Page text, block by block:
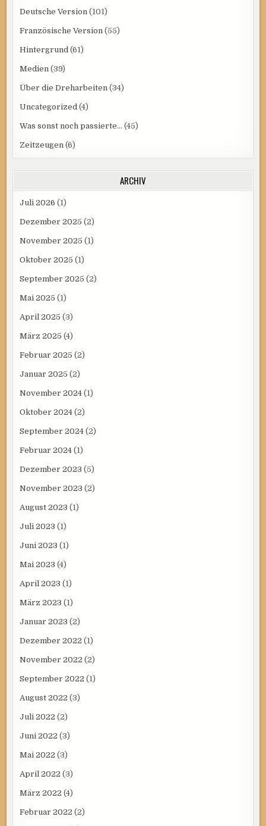
Deutsche Version (101)
Französische Version (55)
Hintergrund (61)
Medien (39)
Über die Dreharbeiten (34)
Uncategorized (4)
Was sonst noch passierte… (45)
Zeitzeugen (6)
ARCHIV
Juli 2026 (1)
Dezember 2025 (2)
November 2025 (1)
Oktober 2025 (1)
September 2025 (2)
Mai 2025 (1)
April 2025 (3)
März 2025 (4)
Februar 2025 (2)
Januar 2025 (2)
November 2024 (1)
Oktober 2024 (2)
September 2024 (2)
Februar 2024 (1)
Dezember 2023 (5)
November 2023 (2)
August 2023 (1)
Juli 2023 (1)
Juni 2023 (1)
Mai 2023 (4)
April 2023 (1)
März 2023 (1)
Januar 2023 (2)
Dezember 2022 (1)
November 2022 (2)
September 2022 (1)
August 2022 (3)
Juli 2022 (2)
Juni 2022 (3)
Mai 2022 (3)
April 2022 (3)
März 2022 (4)
Februar 2022 (2)